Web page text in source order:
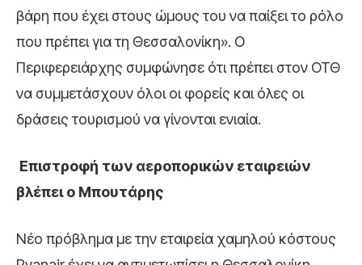
βάρη που έχει στους ώμους του να παίξει το ρόλο
που πρέπει για τη Θεσσαλονίκη». Ο
Περιφερειάρχης συμφώνησε ότι πρέπει στον ΟΤΘ
να συμμετάσχουν όλοι οι φορείς και όλες οι
δράσεις τουρισμού να γίνονται ενιαία.
Επιστροφή των αεροπορικών εταιρειών
βλέπει ο Μπουτάρης
Νέο πρόβλημα με την εταιρεία χαμηλού κόστους